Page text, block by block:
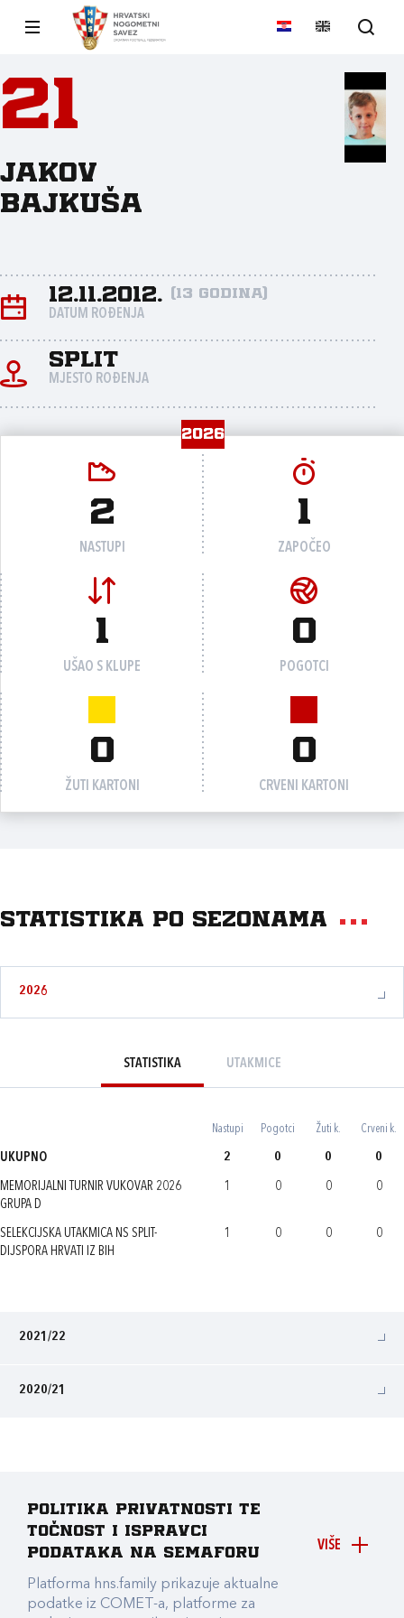
21
Jakov
Bajkuša
12.11.2012. (13 godina)
DATUM ROĐENJA
Split
MJESTO ROĐENJA
2026
2
NASTUPI
1
ZAPOČEO
1
UŠAO S KLUPE
0
POGOTCI
0
ŽUTI KARTONI
0
CRVENI KARTONI
Statistika po sezonama
2026
STATISTIKA UTAKMICE
Nastupi Pogotci Žuti k. Crveni k.
UKUPNO 2 0 0 0
MEMORIJALNI TURNIR VUKOVAR 2026
GRUPA D
1 0 0 0
SELEKCIJSKA UTAKMICA NS SPLIT-
DIJSPORA HRVATI IZ BIH
1 0 0 0
2021/22
2020/21
VIŠE
Politika privatnosti te
točnost i ispravci
podataka na Semaforu
Platforma hns.family prikazuje aktualne
podatke iz COMET-a, platforme za